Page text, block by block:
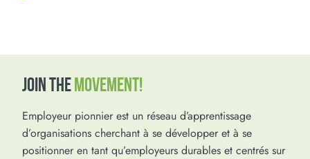
JOIN THEMOVEMENT!
Employeur pionnier est un réseau d’apprentissage
d’organisations cherchant à se développer et à se
positionner en tant qu’employeurs durables et centrés sur